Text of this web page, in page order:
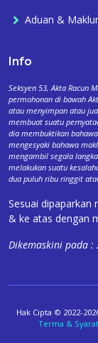
Aduan &
Info
Seksyen 53, Akta Racun
permohonan di bawah
atau menyimpan atau
membuat suatu
dia membuktikan
mengesyaki bahawa
mengambil segala
melakukan suatu
dua puluh ribu ringgit
Sesuai dipaparkan
& ke atas dengan
Dikemaskini pada
Hak Cipta © 2022-
Terma & Syarat